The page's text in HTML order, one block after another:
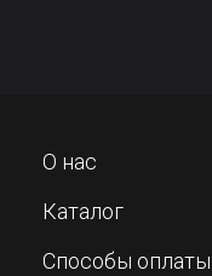
О нас
Каталог
Способы оплаты